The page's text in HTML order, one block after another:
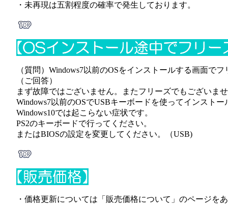
・未再現は五割程度の確率で発生しております。
（質問）Windows7以前のOSをインストールする画面で
（ご回答）
まず故障ではございません。またフリーズでもございま
Windows7以前のOSでUSBキーボードを使ってインスト
Windows10では起こらない症状です。
PS2のキーボードで行ってください。
またはBIOSの設定を変更してください。（USB)
・価格更新については「販売価格について」のページを